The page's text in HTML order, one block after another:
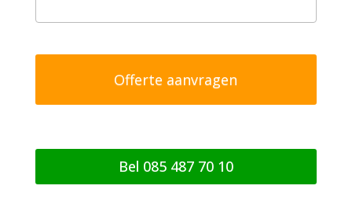
o
i
Bel 085 487 70 10